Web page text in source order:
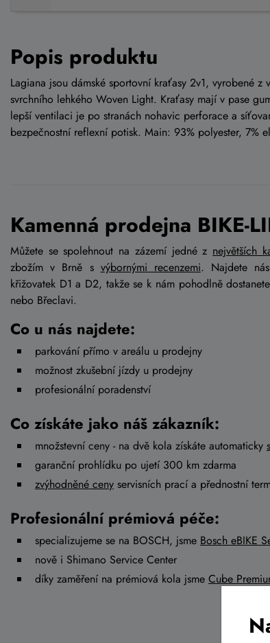
Popis produktu
Lagiana jsou dámské sportovní kraťasy 2v1, vyrobené
svrchního lehkého Woven Light. Kraťasy mají v pase
lepší ventilaci je po stranách nohavic perforace a
bezpečnostní reflexní potisk. Main: 93% polyester, 7%
Kamenná prodejna BIKE-
Můžete se spolehnout na zázemí jedné z největších
zbožím v Brně s výbornými recenzemi. Najdete
křižovatek D1 a D2, takže se k nám pohodlně
nebo Břeclavi.
Co u nás najdete:
parkování přímo v areálu u prodejny
možnost zkušební jízdy u prodejny
profesionální poradenství
Co získáte jako náš zákazník:
množstevní ceny - na dvě kola získáte automaticky
garanční prohlídku po ujetí 300 km zdarma
zvýhodněné ceny servisních prací a přednostní
Profesionální prémiová péče:
specializujeme se na BOSCH, jsme Bosch eBIKE
nově i Shimano Service Center
díky zaměření na prémiová kola jsme Cube